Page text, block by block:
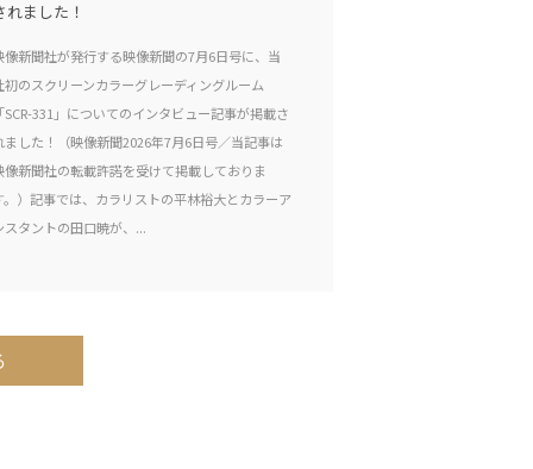
れました！
像新聞社が発行する映像新聞の7月6日号に、当
初のスクリーンカラーグレーディングルーム
「SCR-331」についてのインタビュー記事が掲載さ
ました！（映像新聞2026年7月6日号／当記事は
像新聞社の転載許諾を受けて掲載しておりま
。）記事では、カラリストの平林裕大とカラーア
スタントの田口暁が、...